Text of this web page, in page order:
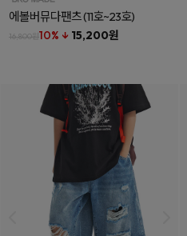
에볼버뮤다팬츠(11호~23호)
16,800원10% ↓ 15,200원